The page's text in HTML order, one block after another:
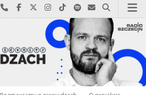
Najlepiej po prostu do nas zadzwoń
Odwiedź nas na Facebook-u
Odwiedź nas na X
Odwiedź nas na Instagram-ie
Odwiedź nas na TikTok-u
Szukaj nas na Spotify
Wyślij do nas
Szukaj